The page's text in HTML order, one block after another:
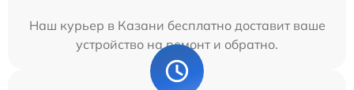
Наш курьер в Казани бесплатно доставит ваше
устройство на ремонт и обратно.